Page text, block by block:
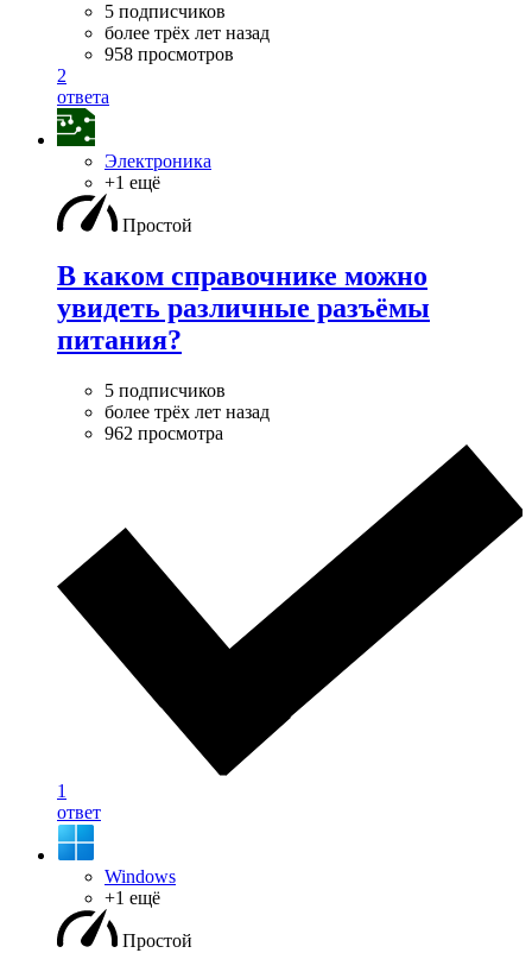
5 подписчиков
более трёх лет назад
958 просмотров
2
ответа
Электроника
+1 ещё
Простой
В каком справочнике можно
увидеть различные разъёмы
питания?
5 подписчиков
более трёх лет назад
962 просмотра
1
ответ
Windows
+1 ещё
Простой